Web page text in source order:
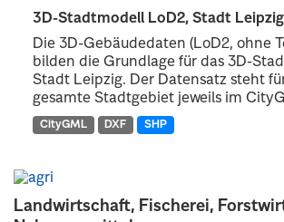
Landwirtschaft, Fischerei,
3D-Stadtmodell LoD2, Stadt Leipzig
Die 3D-Gebäudedaten (LoD2, ohne
bilden die Grundlage für das 3D-
Stadt Leipzig. Der Datensatz steht
gesamte Stadtgebiet jeweils im
CityGML DXF SHP